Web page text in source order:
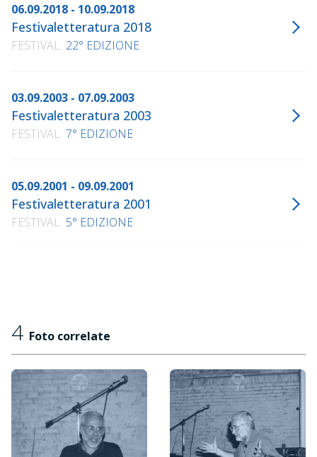
06.09.2018 - 10.09.2018
Festivaletteratura 2018
FESTIVAL 22° EDIZIONE
03.09.2003 - 07.09.2003
Festivaletteratura 2003
FESTIVAL 7° EDIZIONE
05.09.2001 - 09.09.2001
Festivaletteratura 2001
FESTIVAL 5° EDIZIONE
4 Foto correlate